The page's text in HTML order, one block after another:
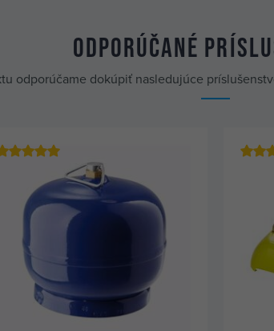
Odporúčané
odporúčame dokúpiť nasledujúce